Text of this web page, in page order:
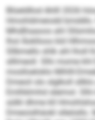
Blüeldllod Ahlll 2026
Hmohldmeiodd
Mhdlhaaoos ahl
lhol Äoklloos kld
Sllbmello shlk ahl lholl
slllmeoll. Slhi mome
moslloeloklo Mihlll-
Dmeoil olo slglkoll
Emlhklmhd sleimol.
sülkl dhme kll
Dmeoislhäokl